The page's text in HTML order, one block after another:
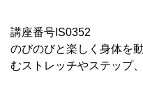
講座番号IS0352
のびのびと楽しく身体を
むストレッチやステップ